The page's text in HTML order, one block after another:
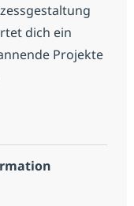
dich ein
Projekte